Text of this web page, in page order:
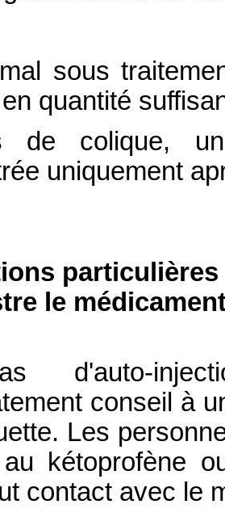
sous
quantité
de colique,
uniquement
le
d'auto-
conseil à
Les
kétoprofène
contact avec le